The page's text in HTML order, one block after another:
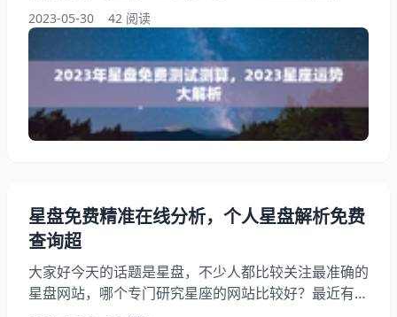
何查自己的上升星座，此外，不少人想要了解怎样测自
己的星盘，如何知道自己的星盘，在这篇文章中，我们
将探讨2023星座运势大解析，让我们一起看看2023年
星盘免费测试测算吧！ 免费测星盘婚姻，免费测算八
字婚姻配对 1、子步：15说明：此项为15分。的科学
家在探索男女结合的奥秘时提出了论
2023-05-30 42 阅读
星盘免费精准在线分析，个人星盘解析免费
查询超
大家好今天的话题是星盘，不少人都比较关注最准确的
星盘网站，哪个专门研究星座的网站比较好？最近有人